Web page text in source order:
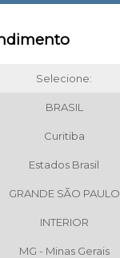
Selecione:
BRASIL
Curitiba
Estados Brasil
GRANDE SÃO PAULO
INTERIOR
MG - Minas Gerais